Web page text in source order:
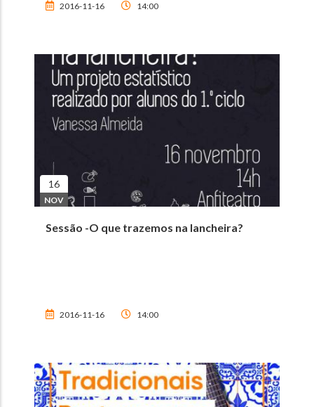
2016-11-16 14:00
16
NOV
Sessão -O que trazemos na lancheira?
2016-11-16 14:00